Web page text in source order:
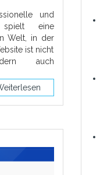
und
spielt eine
Welt, in der
ist nicht
auch